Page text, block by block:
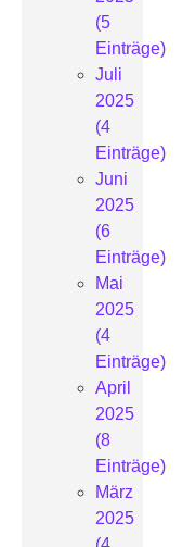
(5
Einträge)
Juli
2025
(4
Einträge)
Juni
2025
(6
Einträge)
Mai
2025
(4
Einträge)
April
2025
(8
Einträge)
März
2025